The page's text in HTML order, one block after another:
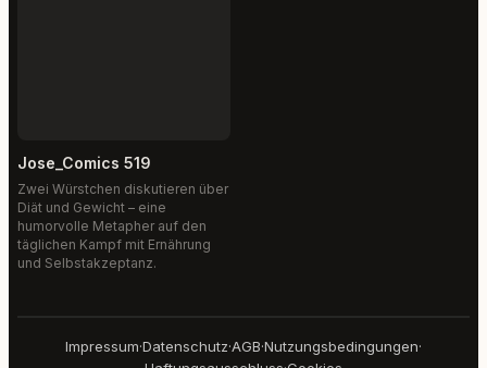
Jose_Comics 519
Zwei Würstchen diskutieren über
Diät und Gewicht – eine
humorvolle Metapher auf den
täglichen Kampf mit Ernährung
und Selbstakzeptanz.
Impressum·Datenschutz·AGB·Nutzungsbedingungen·